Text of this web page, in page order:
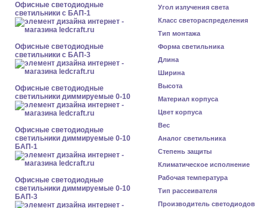
Офисные светодиодные
светильники с БАП-1
Офисные светодиодные
светильники с БАП-3
Офисные светодиодные
светильники диммируемые 0-10
Офисные светодиодные
светильники диммируемые 0-10
БАП-1
Офисные светодиодные
светильники диммируемые 0-10
БАП-3
Угол излучения света
Класс светораспределения
Тип монтажа
Форма светильника
Длина
Ширина
Высота
Материал корпуса
Цвет корпуса
Вес
Аналог светильника
Степень защиты
Климатическое исполнение
Рабочая температура
Тип рассеивателя
Производитель светодиодов